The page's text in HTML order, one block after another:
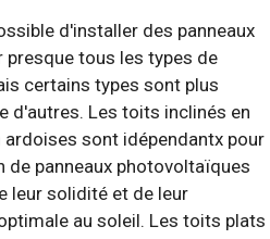
d'installer des panneaux
presque tous les types de
certains types sont plus
d'autres. Les toits inclinés en
ardoises sont idépendantx pour
de panneaux photovoltaïques
leur solidité et de leur
au soleil. Les toits plats